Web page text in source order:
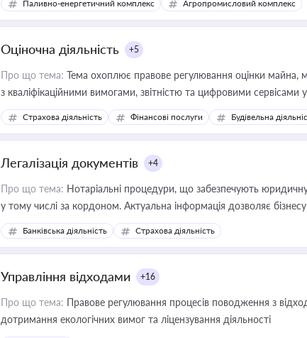
Паливно-енергетичний комплекс Агропромисловий комплекс
Оціночна діяльність +5
Про що тема: Тема охоплює правове регулювання оцінки майна,
з кваліфікаційними вимогами, звітністю та цифровими сервісами
медійних змін у цій сфері корисне для власника бізнесу,
приватизації, оренди державного майна, корпоративних угод і
Страхова діяльність Фінансові послуги Будівельна
Легалізація документів +4
Про що тема: Нотаріальні процедури, що забезпечують
у тому числі за кордоном. Актуальна інформація дозволяє
ризиків недійсності та забезпечувати їх належне прийняття
Банківська діяльність Страхова діяльність
Управління відходами +16
Про що тема: Правове регулювання процесів поводження з
дотримання екологічних вимог та ліцензування діяльності